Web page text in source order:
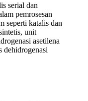
serial dan
pemrosesan
seperti katalis dan
unit
asetilena
dehidrogenasi